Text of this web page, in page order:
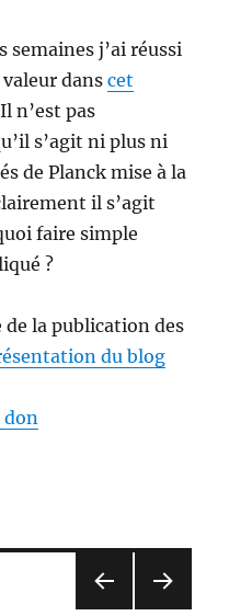
semaines j’ai réussi
danscet
n’est pas
s’agit ni plus ni
de Planck mise à la
il s’agit
faire simple
?
la publication des
du blog
don